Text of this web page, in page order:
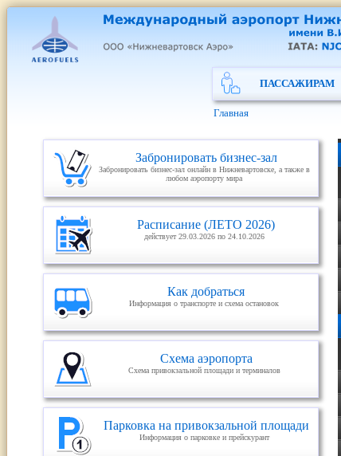
ПАССАЖИРАМ
Главная
Забронировать бизнес-зал
Забронировать бизнес-зал онлайн в Нижневартовске, а также в
любом аэропорту мира
Расписание (ЛЕТО 2026)
действует 29.03.2026 по 24.10.2026
Как добраться
Информация о транспорте и схема остановок
Схема аэропорта
Схема привокзальной площади и терминалов
Парковка на привокзальной площади
Информация о парковке и прейскурант